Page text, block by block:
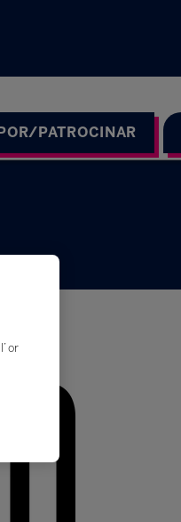
PATROCINAR
or